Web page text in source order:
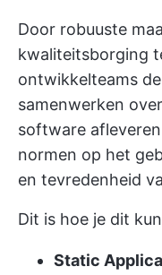
Door robuuste
kwaliteitsborging
ontwikkelteams
samenwerken
software
normen op het
en tevredenheid
Dit is hoe je dit
Static